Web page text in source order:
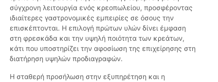
σύγχρονη λειτουργία ενός κρεοπωλείου, προσφέροντας
ιδιαίτερες γαστρονομικές εμπειρίες σε όσους την
επισκέπτονται. Η επιλογή πρώτων υλών δίνει έμφαση
στη φρεσκάδα και την υψηλή ποιότητα των κρεάτων,
κάτι που υποστηρίζει την αφοσίωση της επιχείρησης στη
διατήρηση υψηλών προδιαγραφών.
Η σταθερή προσήλωση στην εξυπηρέτηση και η